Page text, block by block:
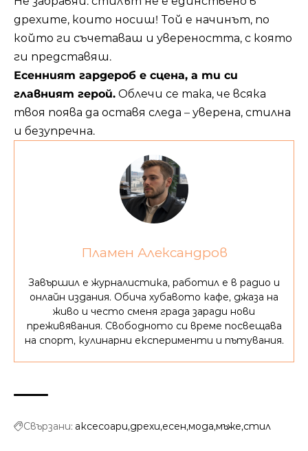
дрехите, които носиш! Той е начинът, по
който ги съчетаваш и увереността, с която
ги представяш.
Есенният гардероб е сцена, а ти си
главният герой. Облечи се така, че всяка
твоя поява да оставя следа – уверена, стилна
и безупречна.
Пламен Александров
Завършил е журналистика, работил е в радио и
онлайн издания. Обича хубавото кафе, джаза на
живо и често сменя града заради нови
преживявания. Свободното си време посвещава
на спорт, кулинарни експерименти и пътувания.
Свързани: аксесоари дрехи есен мода мъже стил